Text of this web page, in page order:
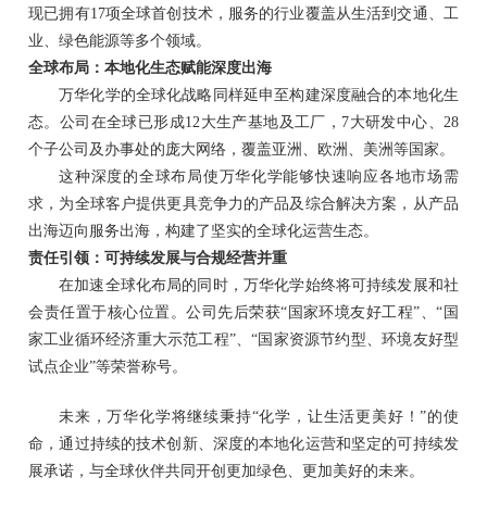
现已拥有17项全球首创技术，服务的行业覆盖从生活到交通、工
业、绿色能源等多个领域。
全球布局：本地化生态赋能深度出海
万华化学的全球化战略同样延申至构建深度融合的本地化生
态。公司在全球已形成12 大生产基地及工厂 ， 7大研发中心
28
个子公司及办事处的庞大网络，覆盖亚洲、欧洲、美洲等国家。
这种深度的全球布局使万华化学能够快速响应各地市场需
求，为全球客户提供更具竞争力的产品及综合解决方案，从产品
出海迈向服务出海，构建了坚实的全球化运营生态。
责任引领：可持续发展与合规经营并重
在加速全球化布局的同时，万华化学始终将可持续发展和社
会责任置于核心位置。公司先后荣获“国家环境友好工程”、“国
家工业循环经济重大示范工程”、“国家资源节约型、环境友好型
试点企业”等荣誉称号。
未来，万华化学将继续秉持“化学，让生活更美好 ！”的使
命，通过持续的技术创新、深度的本地化运营和坚定的可持续发
展承诺，与全球伙伴共同开创更加绿色、更加美好的未来。